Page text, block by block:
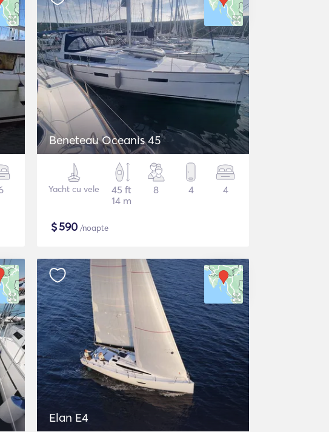
Beneteau Oceanis 45
Yacht cu vele
45 ft
14 m
8 4 4
$590 /noapte
Elan E4